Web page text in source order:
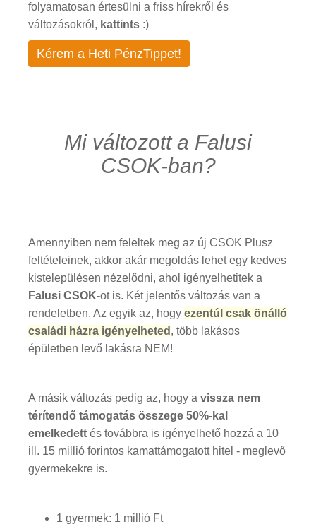
folyamatosan értesülni a friss hírekről és
változásokról, kattints :)
Kérem a Heti PénzTippet!
Mi változott a Falusi
CSOK-ban?
Amennyiben nem feleltek meg az új CSOK Plusz
feltételeinek, akkor akár megoldás lehet egy kedves
kistelepülésen nézelődni, ahol igényelhetitek a
Falusi CSOK-ot is. Két jelentős változás van a
rendeletben. Az egyik az, hogy ezentúl csak önálló
családi házra igényelheted , több lakásos
épületben levő lakásra NEM!
A másik változás pedig az, hogy a vissza nem
térítendő támogatás összege 50%-kal
emelkedett és továbbra is igényelhető hozzá a 10
ill. 15 millió forintos kamattámogatott hitel - meglevő
gyermekekre is.
1 gyermek: 1 millió Ft